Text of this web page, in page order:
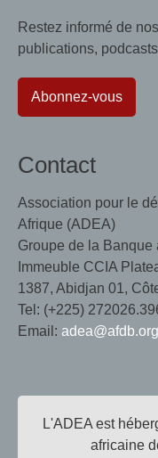
Restez informé de
publications,
Abonnez-vous
Contact
Association pour le
Afrique (ADEA)
Groupe de la
Immeuble CCIA
1387, Abidjan 01,
Tel: (+225)
Email: adea@afdb.org
L'ADEA est
africaine